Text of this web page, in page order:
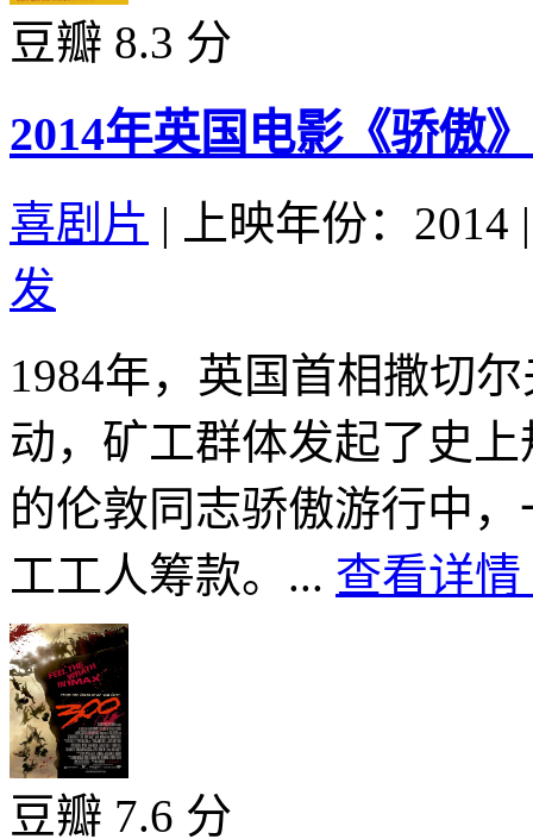
豆瓣 8.3 分
2014年英国电影《骄傲
喜剧片 | 上映年份：2014 |
发
1984年，英国首相撒切
动，矿工群体发起了史
的伦敦同志骄傲游行中
工工人筹款。... 查看详情
豆瓣 7.6 分